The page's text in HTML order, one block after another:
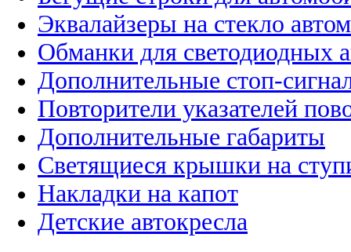
Эквалайзеры на стекло
Обманки для светодиодных
Дополнительные стоп-
Повторители указателей
Дополнительные габариты
Светящиеся крышки на
Накладки на капот
Детские автокресла